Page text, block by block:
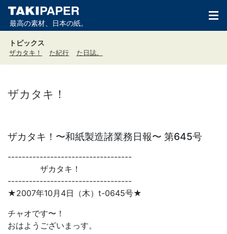
最高の素材、日本の紙。
トピックス
ザカタキ！ た紀行 た日誌。
ザカタキ！
ザカタキ！〜和紙製造諸業務日報〜 第645号
-----------------------------------
ザカタキ！
-----------------------------------
★2007年10月4日（木）t-0645号★
チャオです〜！
おはようございまっす。